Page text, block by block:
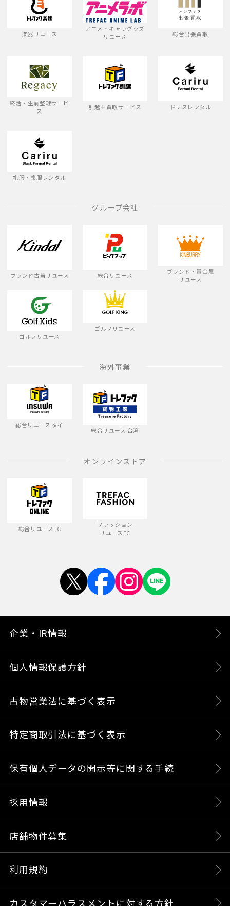
楽器リユース
アニメ・キャラグッズ
リユース
総合出張買取
終活・生前整理サービ
ス
引越＋買取サービス ドレスレンタル
礼服・喪服レンタル
グループ会社
ブランド古着リユース 総合リユース
ブランド・貴金属
リユース
ゴルフリユース
ゴルフリユース
海外事業
総合リユース タイ
総合リユース 台湾
オンラインストア
総合リユースEC
ファッション
リユースEC
企業・IR情報
個人情報保護方針
古物営業法に基づく表示
特定商取引法に基づく表示
保有個人データの開示等に関する手続
採用情報
店舗物件募集
利用規約
カスタマーハラスメントに対する方針